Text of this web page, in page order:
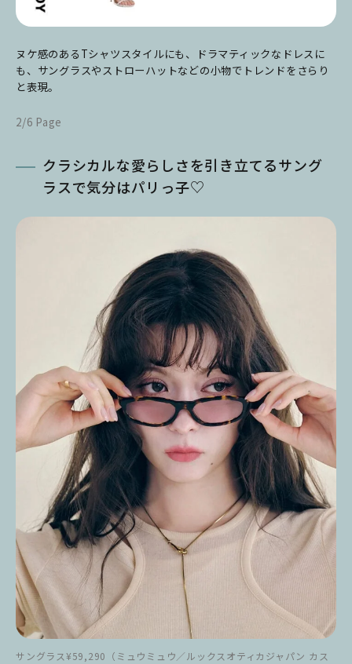
ヌケ感のあるTシャツスタイルにも、ドラマティックなドレスに
も、サングラスやストローハットなどの小物でトレンドをさらり
と表現。
2/6 Page
クラシカルな愛らしさを引き立てるサング
ラスで気分はパリっ子♡
サングラス¥59,290（ミュウミュウ／ルックスオティカジャパン カス